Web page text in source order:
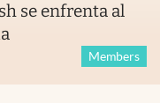
se enfrenta al
Members